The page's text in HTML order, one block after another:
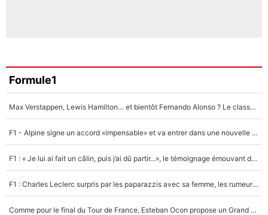
Formule1
Max Verstappen, Lewis Hamilton… et bientôt Fernando Alonso ? Le classement des pilotes les mieux payés en Formule 1 risque de changer !
F1 - Alpine signe un accord «impensable» et va entrer dans une nouvelle dimension : Grande nouvelle pour Pierre Gasly !
F1 : « Je lui ai fait un câlin, puis j’ai dû partir...», le témoignage émouvant de Max Verstappen sur sa fille
F1 : Charles Leclerc surpris par les paparazzis avec sa femme, les rumeurs étaient vraies !
Comme pour le final du Tour de France, Esteban Ocon propose un Grand Prix de Formule 1 à Paris : «Autour de l’Arc de Triomphe, ce serait génial» !